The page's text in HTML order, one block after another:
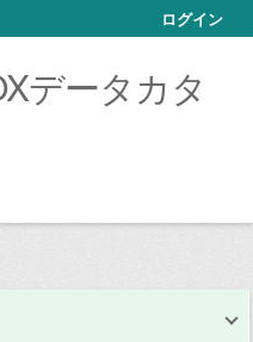
ログイン
データカタ